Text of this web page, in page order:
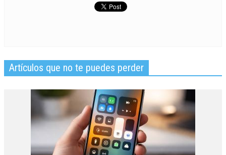
Artículos que no te puedes perder